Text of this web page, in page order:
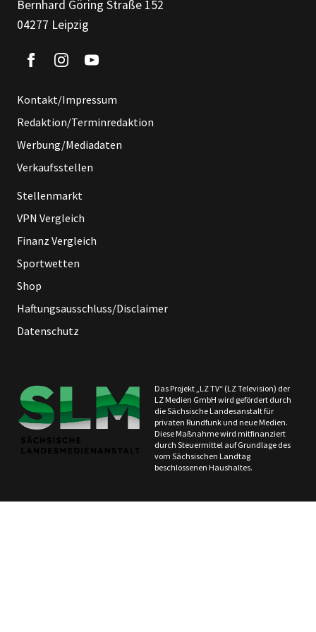
Bernhard Göring Straße 152
04277 Leipzig
Kontakt/Impressum
Redaktion/Terminredaktion
Werbung/Mediadaten
Verkaufsstellen
Stellenmarkt
VPN Vergleich
Finanz Vergleich
Sportwetten
Shop
Haftungsausschluss/Disclaimer
Datenschutz
Das Projekt „LZ TV“ (LZ Television) der
LZ Medien GmbH wird gefördert durch
die Sächsische Landesanstalt für
privaten Rundfunk und neue Medien.
Diese Maßnahme wird mitfinanziert
durch Steuermittel auf Grundlage des
vom Sächsischen Landtag
beschlossenen Haushaltes.